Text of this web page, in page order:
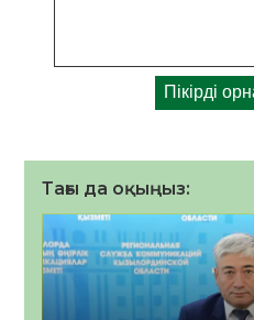
Тағы да оқыңыз: